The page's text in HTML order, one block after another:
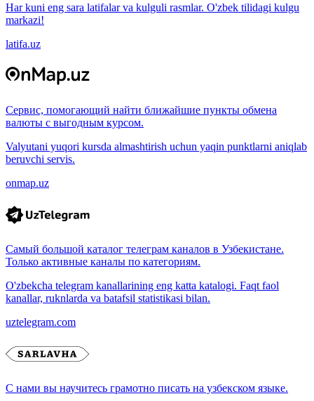
Har kuni eng sara latifalar va kulguli rasmlar. O'zbek tilidagi kulgu
markazi!
latifa.uz
Сервис, помогающий найти ближайшие пункты обмена
валюты с выгодным курсом.
Valyutani yuqori kursda almashtirish uchun yaqin punktlarni aniqlab
beruvchi servis.
onmap.uz
Самый большой каталог телеграм каналов в Узбекистане.
Только активные каналы по категориям.
O'zbekcha telegram kanallarining eng katta katalogi. Faqt faol
kanallar, ruknlarda va batafsil statistikasi bilan.
uztelegram.com
С нами вы научитесь грамотно писать на узбекском языке.